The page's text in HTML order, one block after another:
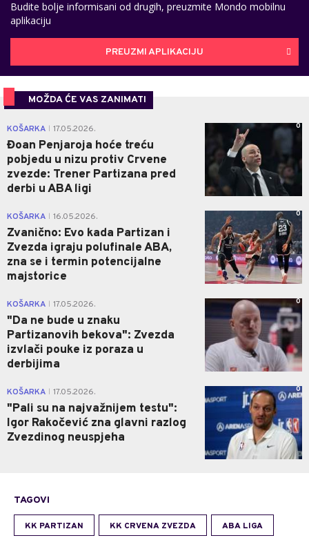
Budite bolje informisani od drugih, preuzmite Mondo mobilnu
aplikaciju
PREUZMI APLIKACIJU
MOŽDA ĆE VAS ZANIMATI
KOŠARKA 17.05.2026.
Đoan Penjaroja hoće treću
pobjedu u nizu protiv Crvene
zvezde: Trener Partizana pred
derbi u ABA ligi
0
KOŠARKA 16.05.2026.
Zvanično: Evo kada Partizan i
Zvezda igraju polufinale ABA,
zna se i termin potencijalne
majstorice
0
KOŠARKA 17.05.2026.
"Da ne bude u znaku
Partizanovih bekova": Zvezda
izvlači pouke iz poraza u
derbijima
0
KOŠARKA 17.05.2026.
"Pali su na najvažnijem testu":
Igor Rakočević zna glavni razlog
Zvezdinog neuspjeha
0
TAGOVI
KK PARTIZAN KK CRVENA ZVEZDA ABA LIGA